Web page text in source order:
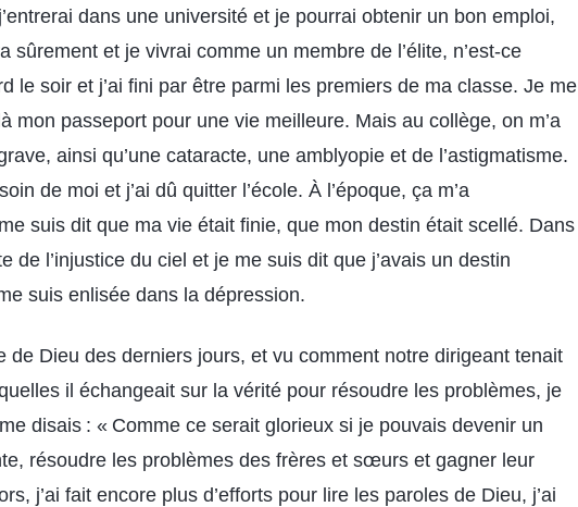
dans une université et je pourrai obtenir un bon emploi,
sûrement et je vivrai comme un membre de l’élite, n’est-ce
le soir et j’ai fini par être parmi les premiers de ma classe. Je me
mon passeport pour une vie meilleure. Mais au collège, on m’a
ainsi qu’une cataracte, une amblyopie et de l’astigmatisme.
de moi et j’ai dû quitter l’école. À l’époque, ça m’a
suis dit que ma vie était finie, que mon destin était scellé. Dans
de l’injustice du ciel et je me suis dit que j’avais un destin
suis enlisée dans la dépression.
de Dieu des derniers jours, et vu comment notre dirigeant tenait
il échangeait sur la vérité pour résoudre les problèmes, je
disais : « Comme ce serait glorieux si je pouvais devenir un
résoudre les problèmes des frères et sœurs et gagner leur
j’ai fait encore plus d’efforts pour lire les paroles de Dieu, j’ai